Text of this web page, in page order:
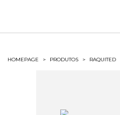
HOMEPAGE > PRODUTOS > RAQUITED